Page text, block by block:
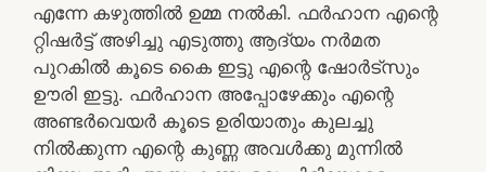
എന്നേ കഴുത്തിൽ ഉമ്മ നൽകി. ഫർഹാന എന്റെ
റ്റിഷർട്ട്‌ അഴിച്ചു എടുത്തു ആദ്യം നർമത
പുറകിൽ കൂടെ കൈ ഇട്ടു എന്റെ ഷോർട്സും
ഊരി ഇട്ടു. ഫർഹാന അപ്പോഴേക്കും എന്റെ
അണ്ടർവെയർ കൂടെ ഉരിയാതും കുലച്ചു
നിൽക്കുന്ന എന്റെ കുണ്ണ അവൾക്കു മുന്നിൽ